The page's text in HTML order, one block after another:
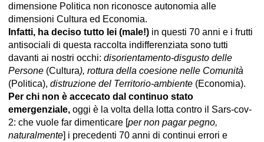
dimensione Politica non riconosce autonomia alle
dimensioni Cultura ed Economia.
Infatti, ha deciso tutto lei (male!) in questi 70 anni e i frutti
antisociali di questa raccolta indifferenziata sono tutti
davanti ai nostri occhi: disorientamento-disgusto delle
Persone (Cultura), rottura della coesione nelle Comunità
(Politica), distruzione del Territorio-ambiente (Economia).
Per chi non è accecato dal continuo stato
emergenziale, oggi è la volta della lotta contro il Sars-cov-
2: che vuole far dimenticare [per non pagar pegno,
naturalmente] i precedenti 70 anni di continui errori e